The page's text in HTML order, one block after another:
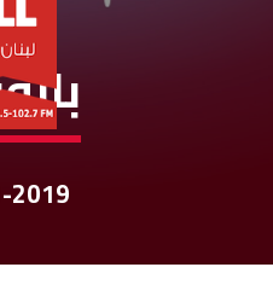
نشرات
2019